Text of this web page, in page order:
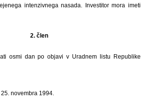
intenzivnega nasada. Investitor mora imeti
2. člen
osmi dan po objavi v Uradnem listu Republike
novembra 1994.